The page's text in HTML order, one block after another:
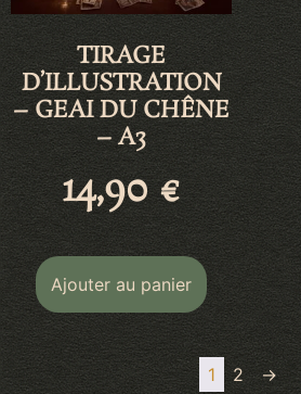
TIRAGE
D’ILLUSTRATION
– GEAI DU CHÊNE
– A3
14,90€
Ajouter au panier
1 2 →